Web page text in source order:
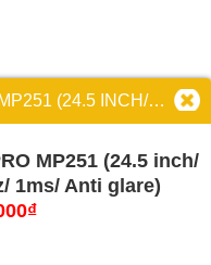
ĐẶT MUA MÀN HÌNH MSI PRO MP251 (24.5 INCH/ IPS/ FHD/ 100HZ/ 1MS/ ANTI GLARE)
MP251 (24.5 inch/
1ms/ Anti glare)
₫Giá